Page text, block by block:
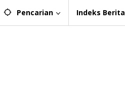
Pencarian Indeks Berita